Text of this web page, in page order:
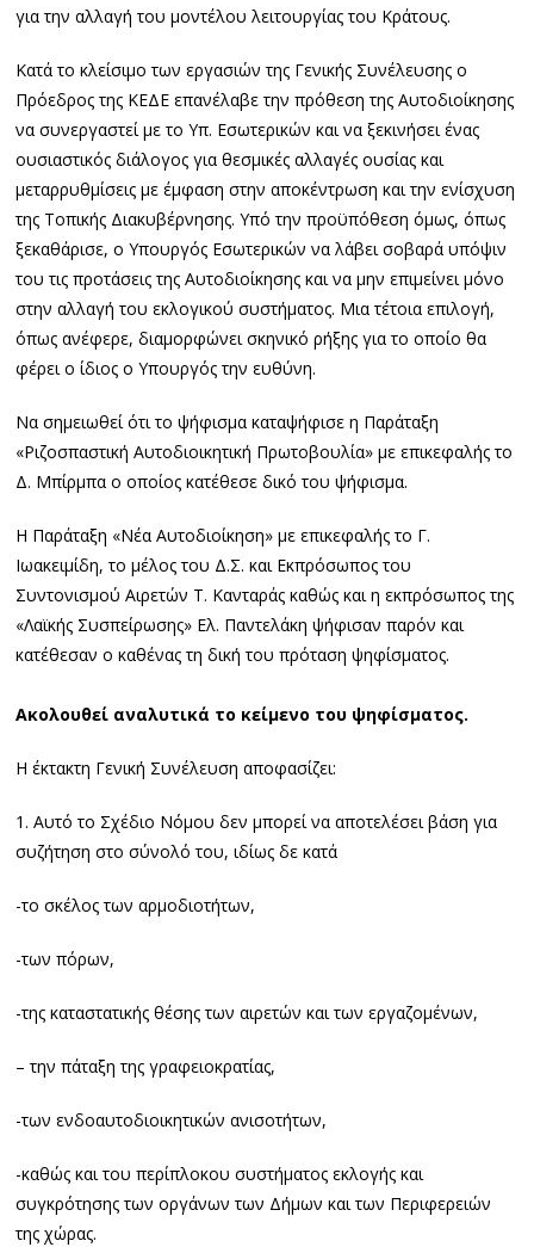
για την αλλαγή του μοντέλου λειτουργίας του Κράτους.
Κατά το κλείσιμο των εργασιών της Γενικής Συνέλευσης ο
Πρόεδρος της ΚΕΔΕ επανέλαβε την πρόθεση της Αυτοδιοίκησης
να συνεργαστεί με το Υπ. Εσωτερικών και να ξεκινήσει ένας
ουσιαστικός διάλογος για θεσμικές αλλαγές ουσίας και
μεταρρυθμίσεις με έμφαση στην αποκέντρωση και την ενίσχυση
της Τοπικής Διακυβέρνησης. Υπό την προϋπόθεση όμως, όπως
ξεκαθάρισε, ο Υπουργός Εσωτερικών να λάβει σοβαρά υπόψιν
του τις προτάσεις της Αυτοδιοίκησης και να μην επιμείνει μόνο
στην αλλαγή του εκλογικού συστήματος. Μια τέτοια επιλογή,
όπως ανέφερε, διαμορφώνει σκηνικό ρήξης για το οποίο θα
φέρει ο ίδιος ο Υπουργός την ευθύνη.
Να σημειωθεί ότι το ψήφισμα καταψήφισε η Παράταξη
«Ριζοσπαστική Αυτοδιοικητική Πρωτοβουλία» με επικεφαλής το
Δ. Μπίρμπα ο οποίος κατέθεσε δικό του ψήφισμα.
Η Παράταξη «Νέα Αυτοδιοίκηση» με επικεφαλής το Γ.
Ιωακειμίδη, το μέλος του Δ.Σ. και Εκπρόσωπος του
Συντονισμού Αιρετών Τ. Κανταράς καθώς και η εκπρόσωπος της
«Λαϊκής Συσπείρωσης» Ελ. Παντελάκη ψήφισαν παρόν και
κατέθεσαν ο καθένας τη δική του πρόταση ψηφίσματος.
Ακολουθεί αναλυτικά το κείμενο του ψηφίσματος.
Η έκτακτη Γενική Συνέλευση αποφασίζει:
1. Αυτό το Σχέδιο Νόμου δεν μπορεί να αποτελέσει βάση για
συζήτηση στο σύνολό του, ιδίως δε κατά
-το σκέλος των αρμοδιοτήτων,
-των πόρων,
-της καταστατικής θέσης των αιρετών και των εργαζομένων,
– την πάταξη της γραφειοκρατίας,
-των ενδοαυτοδιοικητικών ανισοτήτων,
-καθώς και του περίπλοκου συστήματος εκλογής και
συγκρότησης των οργάνων των Δήμων και των Περιφερειών
της χώρας.